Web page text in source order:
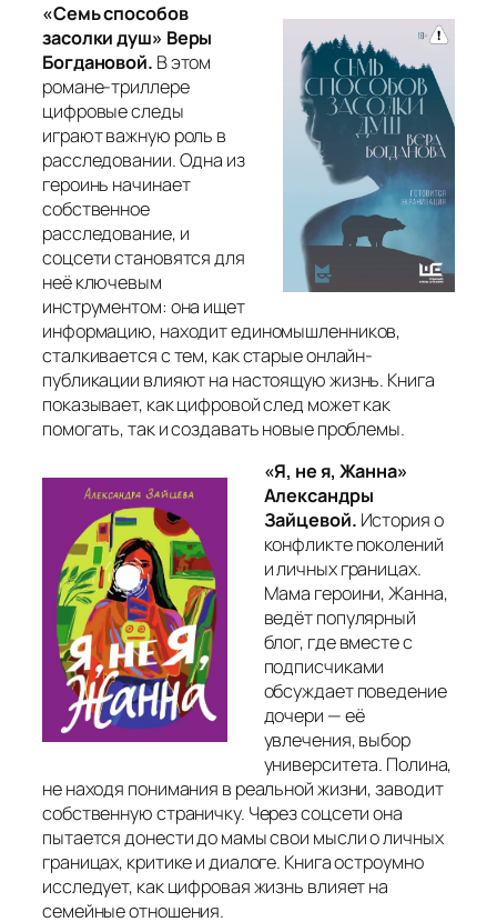
«Семь способов
засолки душ» Веры
Богдановой. В этом
романе-триллере
цифровые следы
играют важную роль в
расследовании. Одна из
героинь начинает
собственное
расследование, и
соцсети становятся для
неё ключевым
инструментом: она ищет
информацию, находит единомышленников,
сталкивается с тем, как старые онлайн-
публикации влияют на настоящую жизнь. Книга
показывает, как цифровой след может как
помогать, так и создавать новые проблемы.
«Я, не я, Жанна»
Александры
Зайцевой. История о
конфликте поколений
и личных границах.
Мама героини, Жанна,
ведёт популярный
блог, где вместе с
подписчиками
обсуждает поведение
дочери — её
увлечения, выбор
университета. Полина,
не находя понимания в реальной жизни, заводит
собственную страничку. Через соцсети она
пытается донести до мамы свои мысли о личных
границах, критике и диалоге. Книга остроумно
исследует, как цифровая жизнь влияет на
семейные отношения.